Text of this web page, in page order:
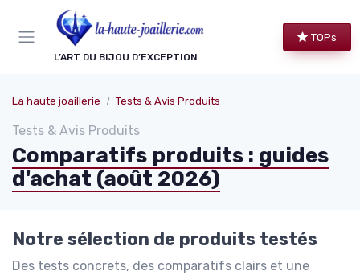
L’ART DU BIJOU D’EXCEPTION
TOPs
La haute joaillerie Tests & Avis Produits
Tests & Avis Produits
Comparatifs produits : guides
d'achat (août 2026)
Notre sélection de produits testés
Des tests concrets, des comparatifs clairs et une
Panneau de gestion des cookies